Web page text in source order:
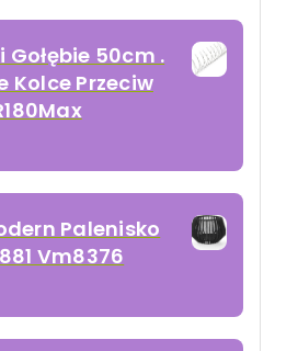
Gołębie 50cm .
Kolce Przeciw
Palenisko
Vm8376